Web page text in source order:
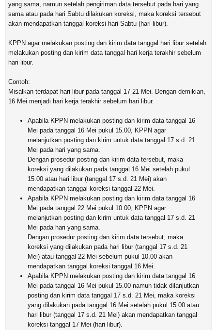
yang sama, namun setelah pengiriman data tersebut pada hari yang
sama atau pada hari Sabtu dilakukan koreksi, maka koreksi tersebut
akan mendapatkan tanggal koreksi hari Sabtu (hari libur).
KPPN agar melakukan posting dan kirim data tanggal hari libur setelah
melakukan posting dan kirim data tanggal hari kerja terakhir sebelum
hari libur.
Contoh:
Misalkan terdapat hari libur pada tanggal 17-21 Mei. Dengan demikian,
16 Mei menjadi hari kerja terakhir sebelum hari libur.
Apabila KPPN melakukan posting dan kirim data tanggal 16
Mei pada tanggal 16 Mei pukul 15.00, KPPN agar
melanjutkan posting dan kirim untuk data tanggal 17 s.d. 21
Mei pada hari yang sama.
Dengan prosedur posting dan kirim data tersebut, maka
koreksi yang dilakukan pada tanggal 16 Mei setelah pukul
15.00 atau hari libur (tanggal 17 s.d. 21 Mei) akan
mendapatkan tanggal koreksi tanggal 22 Mei.
Apabila KPPN melakukan posting dan kirim data tanggal 16
Mei pada tanggal 22 Mei pukul 10.00, KPPN agar
melanjutkan posting dan kirim untuk data tanggal 17 s.d. 21
Mei pada hari yang sama.
Dengan prosedur posting dan kirim data tersebut, maka
koreksi yang dilakukan pada hari libur (tanggal 17 s.d. 21
Mei) atau tanggal 22 Mei sebelum pukul 10.00 akan
mendapatkan tanggal koreksi tanggal 16 Mei.
Apabila KPPN melakukan posting dan kirim data tanggal 16
Mei pada tanggal 16 Mei pukul 15.00 namun tidak dilanjutkan
posting dan kirim data tanggal 17 s.d. 21 Mei, maka koreksi
yang dilakukan pada tanggal 16 Mei setelah pukul 15.00 atau
hari libur (tanggal 17 s.d. 21 Mei) akan mendapatkan tanggal
koreksi tanggal 17 Mei (hari libur).